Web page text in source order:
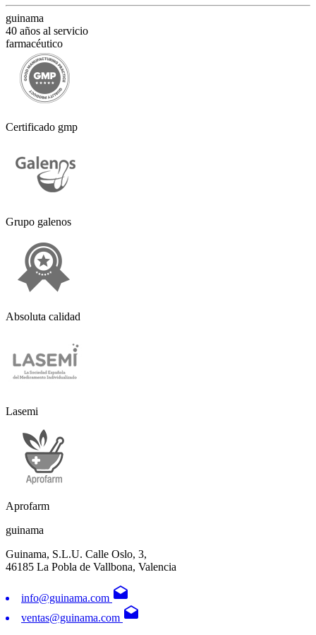
guinama
40 años al servicio
farmacéutico
Certificado gmp
Grupo galenos
Absoluta calidad
Lasemi
Aprofarm
guinama
Guinama, S.L.U. Calle Oslo, 3,
46185 La Pobla de Vallbona, Valencia
info@guinama.com drafts
ventas@guinama.com drafts